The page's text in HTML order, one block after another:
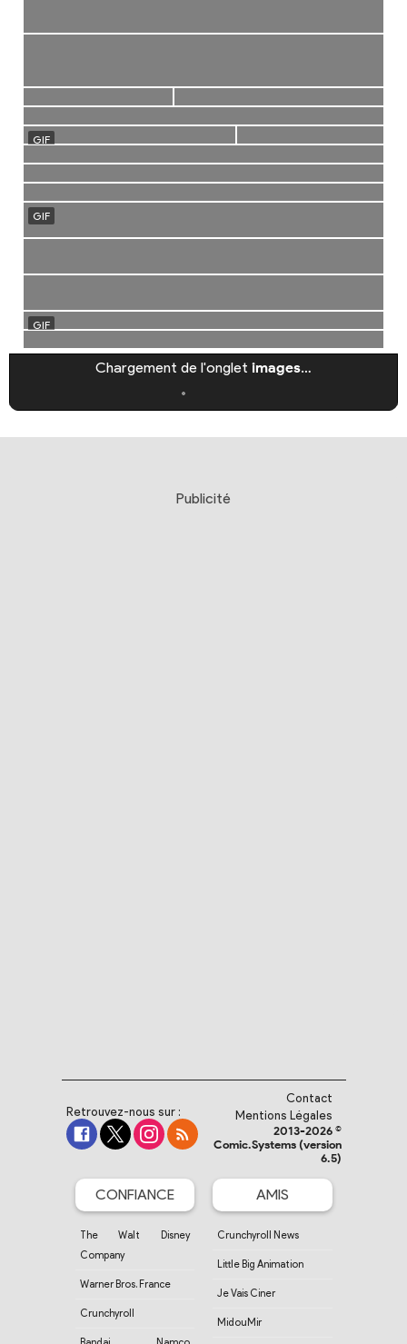
Chargement de l'onglet images…
Publicité
Retrouvez-nous sur :
Contact
Mentions Légales
2013-2026 ©
Comic.Systems (version
6.5)
CONFIANCE
The Walt Disney
Company
Warner Bros. France
Crunchyroll
AMIS
Crunchyroll News
Little Big Animation
Je Vais Ciner
MidouMir